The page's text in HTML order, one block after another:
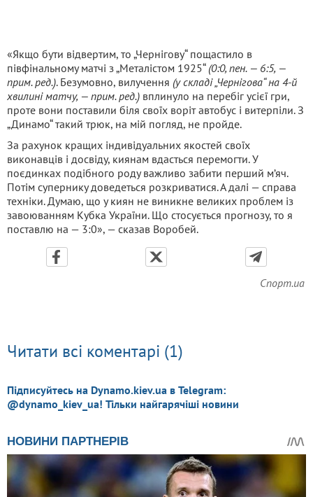
«Якщо бути відвертим, то „Чернігову“ пощастило в
півфінальному матчі з „Металістом 1925“(0:0, пен. — 6:5, —
прим. ред.). Безумовно, вилучення (у складі „Чернігова“ на 4-й
хвилині матчу, — прим. ред.) вплинуло на перебіг усієї гри,
проте вони поставили біля своїх воріт автобус і витерпіли. З
„Динамо“ такий трюк, на мій погляд, не пройде.
За рахунок кращих індивідуальних якостей своїх
виконавців і досвіду, киянам вдасться перемогти. У
поєдинках подібного роду важливо забити перший м’яч.
Потім супернику доведеться розкриватися. А далі — справа
техніки. Думаю, що у киян не виникне великих проблем із
завоюванням Кубка України. Що стосується прогнозу, то я
поставлю на — 3:0», — сказав Воробей.
Спорт.ua
Читати всі коментарі (1)
Підписуйтесь на Dynamo.kiev.ua в Telegram:
@dynamo_kiev_ua! Тільки найгарячіші новини